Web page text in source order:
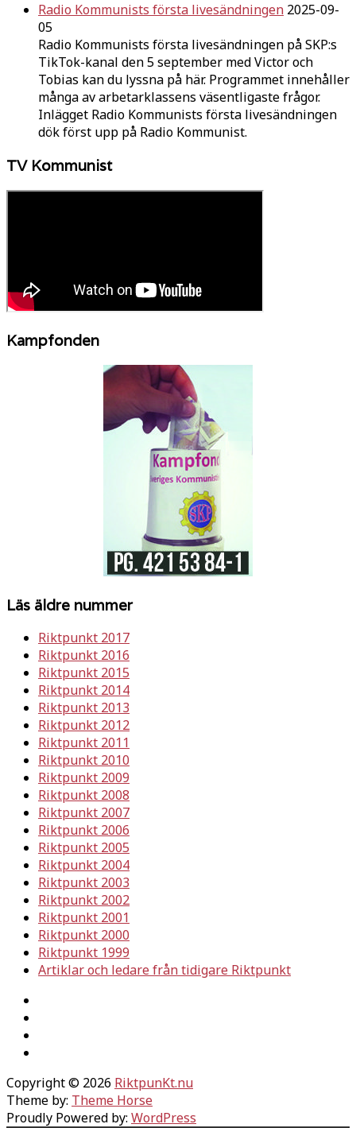
Radio Kommunists första livesändningen 2025-09-
05
Radio Kommunists första livesändningen på SKP:s
TikTok-kanal den 5 september med Victor och
Tobias kan du lyssna på här. Programmet innehåller
många av arbetarklassens väsentligaste frågor.
Inlägget Radio Kommunists första livesändningen
dök först upp på Radio Kommunist.
TV Kommunist
Kampfonden
Läs äldre nummer
Riktpunkt 2017
Riktpunkt 2016
Riktpunkt 2015
Riktpunkt 2014
Riktpunkt 2013
Riktpunkt 2012
Riktpunkt 2011
Riktpunkt 2010
Riktpunkt 2009
Riktpunkt 2008
Riktpunkt 2007
Riktpunkt 2006
Riktpunkt 2005
Riktpunkt 2004
Riktpunkt 2003
Riktpunkt 2002
Riktpunkt 2001
Riktpunkt 2000
Riktpunkt 1999
Artiklar och ledare från tidigare Riktpunkt
Copyright © 2026 RiktpunKt.nu
Theme by: Theme Horse
Proudly Powered by: WordPress